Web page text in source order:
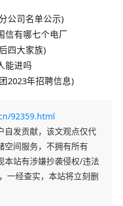
公司名单公示)
信有哪七个电厂
四大家族)
能进吗
2023年招聘信息)
92359.html
自发贡献，该文观点仅代
空间服务，不拥有所有
本站有涉嫌抄袭侵权/违法
一经查实，本站将立刻删